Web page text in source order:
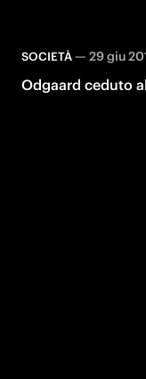
SOCIETÀ— 29 giu
Odgaard ceduto